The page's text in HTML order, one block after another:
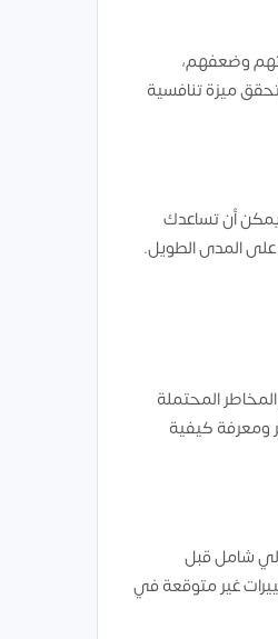
وضعفهم،
ميزة تنافسية
أن تساعدك
المدى الطويل.
المحتملة
ومعرفة كيفية
شامل قبل
غير متوقعة في